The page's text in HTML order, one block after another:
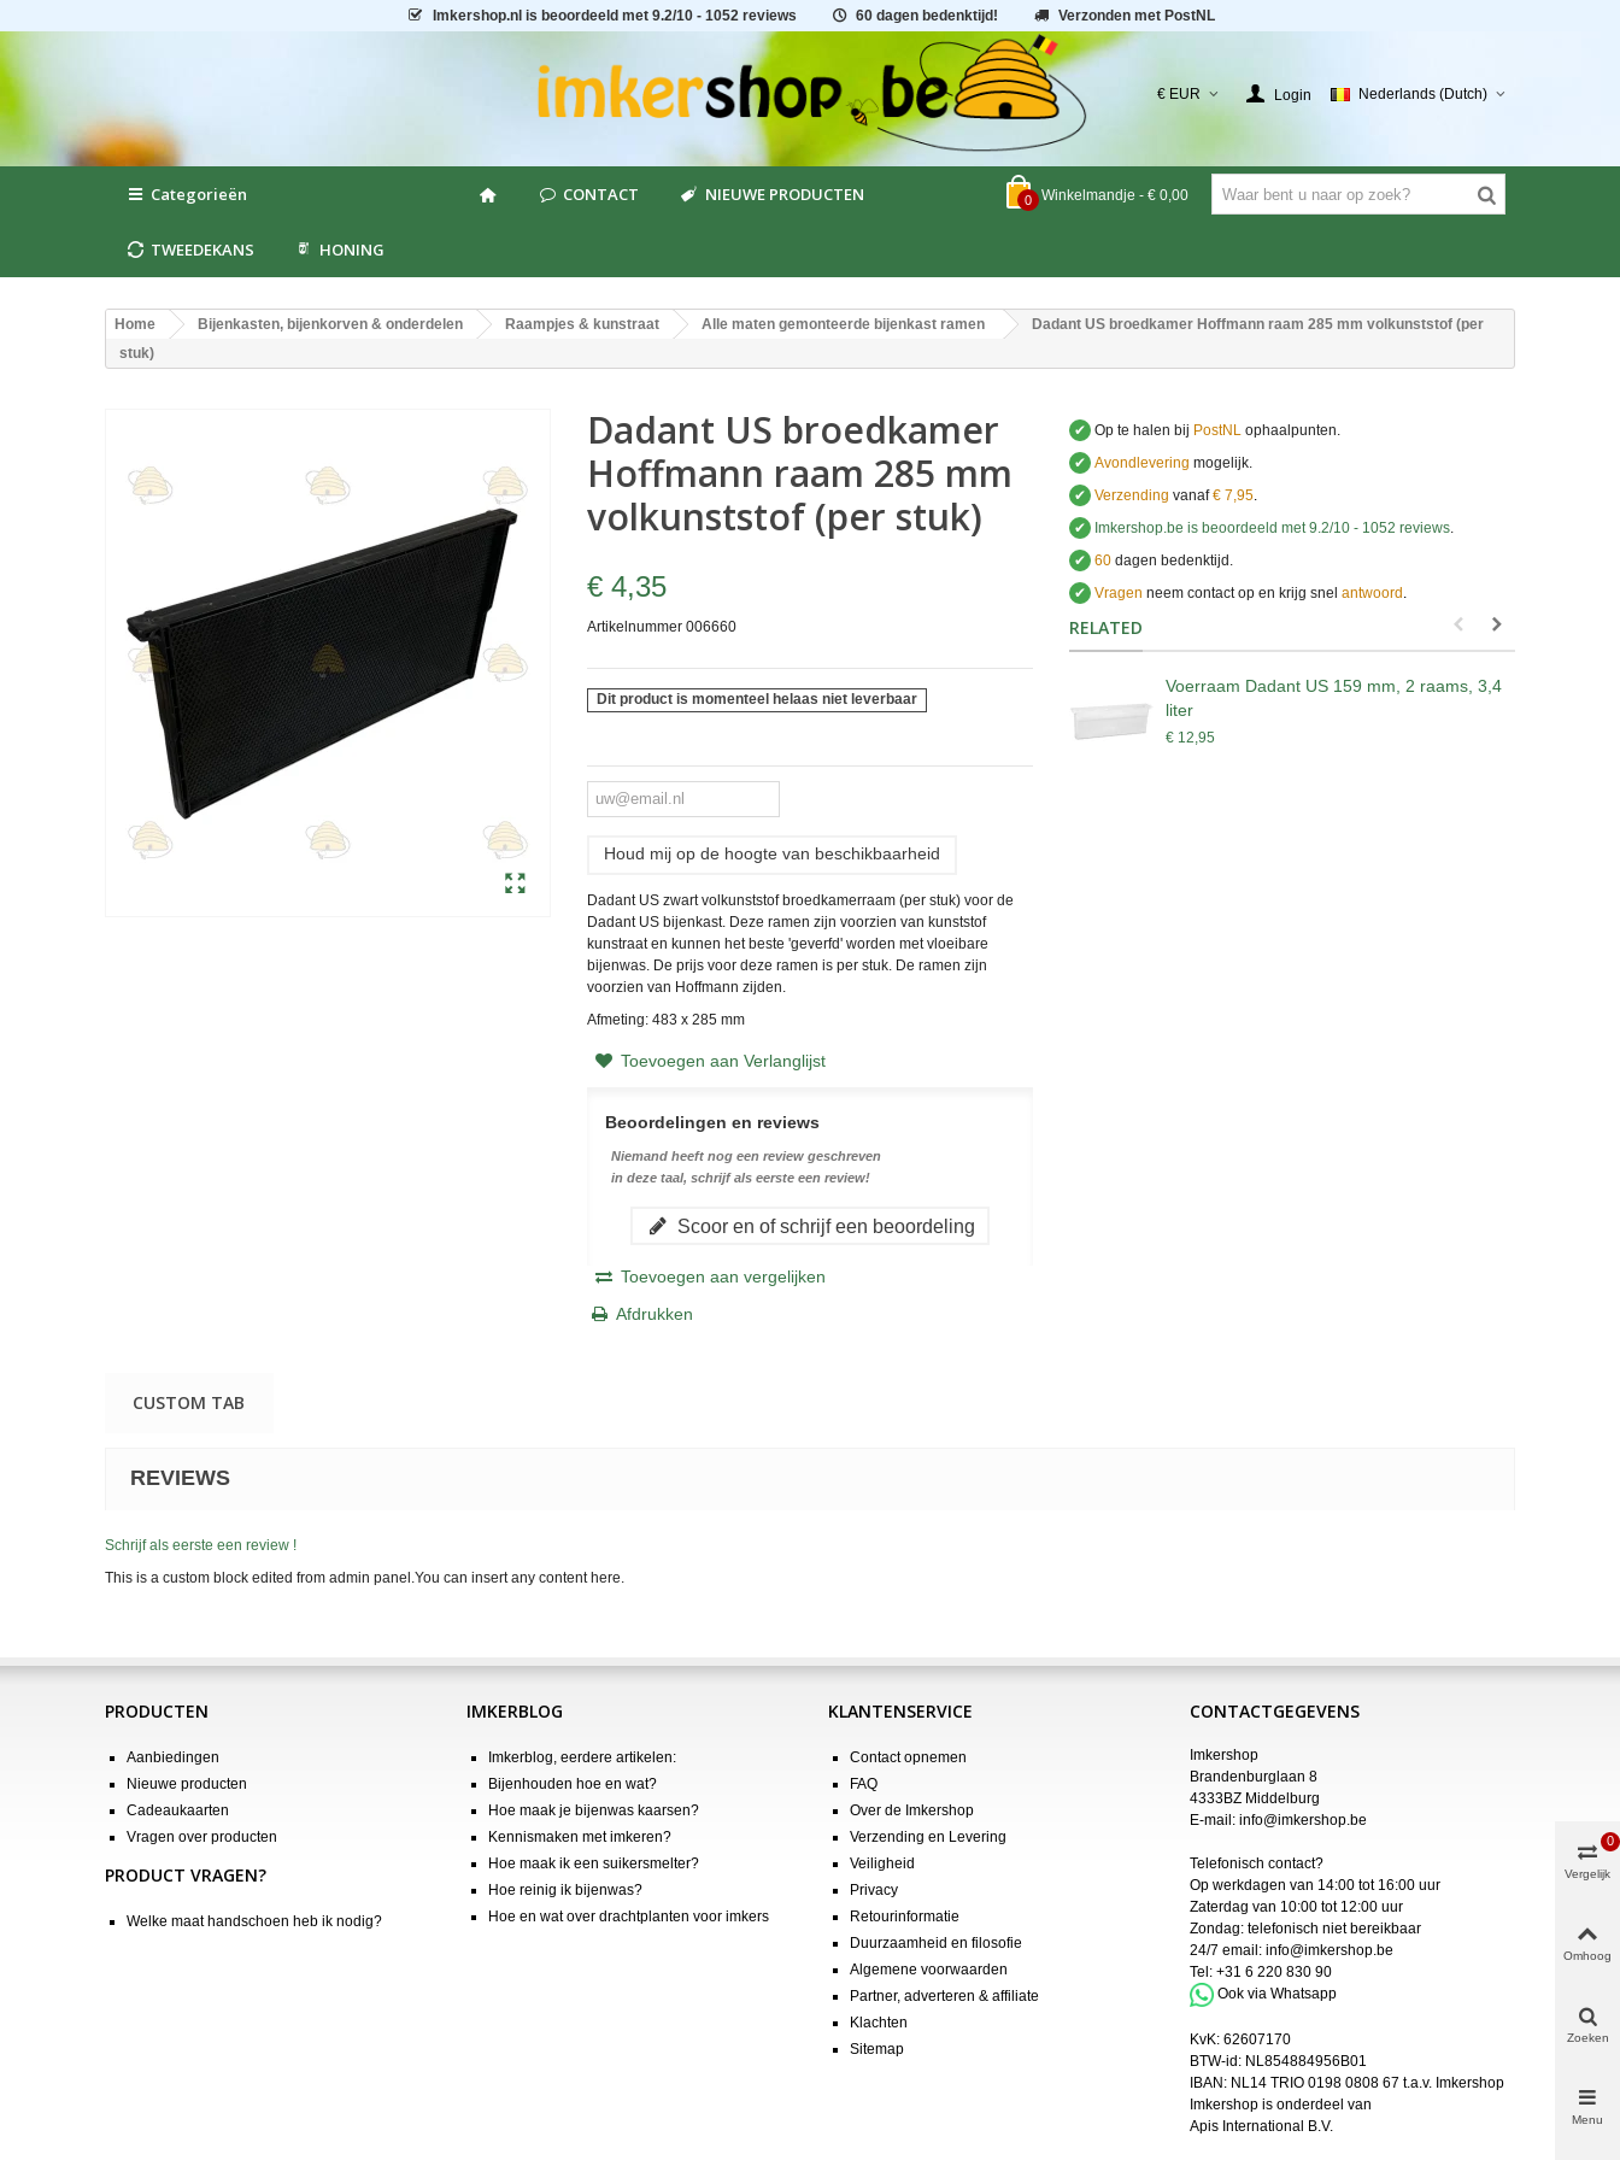
Imkershop.nl is beoordeeld met 9.2/10 - 1052 reviews 60 dagen bedenktijd! Verzonden met PostNL
€ EUR Login Nederlands (Dutch)
0 Winkelmandje - € 0,00
Categorieën CONTACT NIEUWE PRODUCTEN
TWEEDEKANS HONING
Home Bijenkasten, bijenkorven & onderdelen Raampjes & kunstraat Alle maten gemonteerde bijenkast ramen
Dadant US broedkamer Hoffmann raam 285 mm volkunststof (per
stuk)
Dadant US broedkamer
Hoffmann raam 285 mm
volkunststof (per stuk)
€ 4,35
Artikelnummer 006660
Dit product is momenteel helaas niet leverbaar
Houd mij op de hoogte van beschikbaarheid
Dadant US zwart volkunststof broedkamerraam (per stuk) voor de
Dadant US bijenkast. Deze ramen zijn voorzien van kunststof
kunstraat en kunnen het beste 'geverfd' worden met vloeibare
bijenwas. De prijs voor deze ramen is per stuk. De ramen zijn
voorzien van Hoffmann zijden.
Afmeting: 483 x 285 mm
Toevoegen aan Verlanglijst
Beoordelingen en reviews
Niemand heeft nog een review geschreven
in deze taal, schrijf als eerste een review!
Scoor en of schrijf een beoordeling
Toevoegen aan vergelijken
Afdrukken
✔ Op te halen bij PostNLophaalpunten.
✔ Avondlevering mogelijk.
✔ Verzending vanaf€ 7,95.
✔
Imkershop.be is beoordeeld met9.2/10 -1052 reviews.
✔ 60dagen bedenktijd.
✔ Vragen neem contact op en krijg snel antwoord ..
RELATED
Voerraam Dadant US 159 mm, 2 raams, 3,4
liter
€ 12,95
CUSTOM TAB
REVIEWS
Schrijf als eerste een review !
This is a custom block edited from admin panel.You can insert any content here.
PRODUCTEN
Aanbiedingen
Nieuwe producten
Cadeaukaarten
Vragen over producten
PRODUCT VRAGEN?
Welke maat handschoen heb ik nodig?
IMKERBLOG
Imkerblog, eerdere artikelen:
Bijenhouden hoe en wat?
Hoe maak je bijenwas kaarsen?
Kennismaken met imkeren?
Hoe maak ik een suikersmelter?
Hoe reinig ik bijenwas?
Hoe en wat over drachtplanten voor imkers
KLANTENSERVICE
Contact opnemen
FAQ
Over de Imkershop
Verzending en Levering
Veiligheid
Privacy
Retourinformatie
Duurzaamheid en filosofie
Algemene voorwaarden
Partner, adverteren & affiliate
Klachten
Sitemap
CONTACTGEGEVENS
Imkershop
Brandenburglaan 8
4333BZ Middelburg
E-mail: info@imkershop.be
Telefonisch contact?
Op werkdagen van 14:00 tot 16:00 uur
Zaterdag van 10:00 tot 12:00 uur
Zondag: telefonisch niet bereikbaar
24/7 email: info@imkershop.be
Tel: +31 6 220 830 90
Ook via Whatsapp
KvK: 62607170
BTW-id: NL854884956B01
IBAN: NL14 TRIO 0198 0808 67 t.a.v. Imkershop
Imkershop is onderdeel van
Apis International B.V.
Vergelijk
0
Omhoog
Zoeken
Menu